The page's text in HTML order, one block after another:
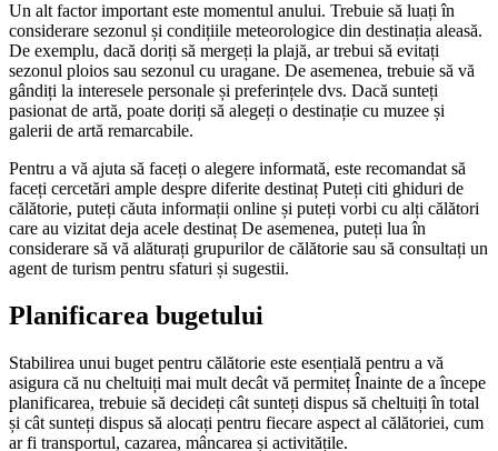
Un alt factor important este momentul anului. Trebuie să luați în
considerare sezonul și condițiile meteorologice din destinația aleasă.
De exemplu, dacă doriți să mergeți la plajă, ar trebui să evitați
sezonul ploios sau sezonul cu uragane. De asemenea, trebuie să vă
gândiți la interesele personale și preferințele dvs. Dacă sunteți
pasionat de artă, poate doriți să alegeți o destinație cu muzee și
galerii de artă remarcabile.
Pentru a vă ajuta să faceți o alegere informată, este recomandat să
faceți cercetări ample despre diferite destinaț Puteți citi ghiduri de
călătorie, puteți căuta informații online și puteți vorbi cu alți călători
care au vizitat deja acele destinaț De asemenea, puteți lua în
considerare să vă alăturați grupurilor de călătorie sau să consultați un
agent de turism pentru sfaturi și sugestii.
Planificarea bugetului
Stabilirea unui buget pentru călătorie este esențială pentru a vă
asigura că nu cheltuiți mai mult decât vă permiteț Înainte de a începe
planificarea, trebuie să decideți cât sunteți dispus să cheltuiți în total
și cât sunteți dispus să alocați pentru fiecare aspect al călătoriei, cum
ar fi transportul, cazarea, mâncarea și activitățile.